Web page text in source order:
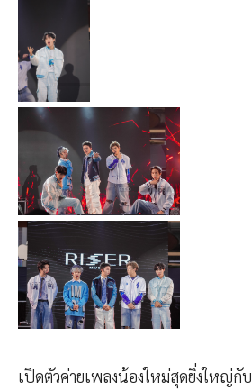
เปิดตัวค่ายเพลงน้องใหม่สุดยิ่งใหญ่กับ